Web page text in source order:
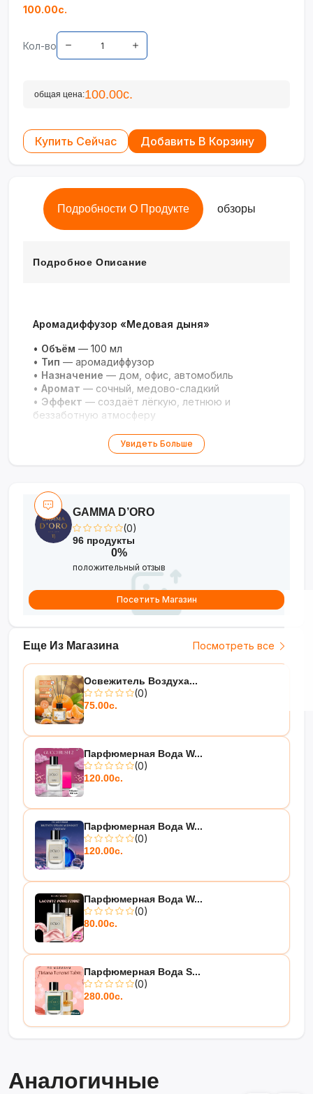
100.00с.
Кол-во
общая цена:100.00с.
Купить Сейчас Добавить В Корзину
Подробности О Продукте обзоры
Подробное Описание
Аромадиффузор «Медовая дыня»
• Объём — 100 мл
• Тип — аромадиффузор
• Назначение — дом, офис, автомобиль
• Аромат — сочный, медово-сладкий
• Эффект — создаёт лёгкую, летнюю и
беззаботную атмосферу
Увидеть Больше
Еще Из Магазина Посмотреть все
Освежитель Воздуха...
(0)
75.00с.
Парфюмерная Вода W...
(0)
120.00с.
Парфюмерная Вода W...
(0)
120.00с.
Парфюмерная Вода W...
(0)
80.00с.
Парфюмерная Вода S...
(0)
280.00с.
GAMMA D’ORO
(0)
96 продукты
0%
положительный отзыв
Посетить Магазин
Аналогичные